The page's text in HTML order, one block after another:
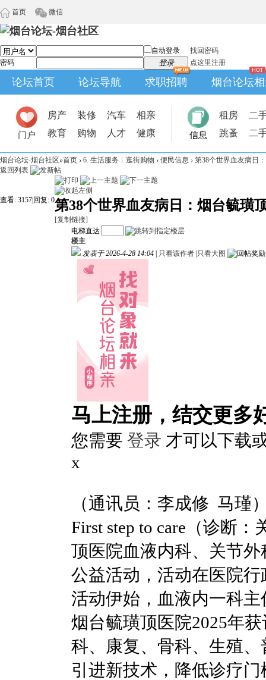
首页 微信
自动登录
找回密码
密码
登录 点这里注册
论坛首页 论坛导航 求职招聘 烟台论坛
门户
房产 装修 汽车
相亲
教育
购物 人才 健康 信息
租房
二
跳蚤
二
烟台论坛-烟台社区»首页 › 6. 生活服务︱逛街购物 › 便民信息 › 第38个世界血友病日
返回列表
查看: 3157 回复: 0第38个世界血友病日：烟台毓璜
[复制链接]
电梯直达
楼主
发表于 2026-4-28 14:04
只看该作者 只看大图
马上注册，结交更多
您需要 登录 才可以下载
x
（通讯员：李成修 马瑾
First step to care（诊断
顶医院血液内科、关节
公益活动，活动在医院
活动伊始，血液内一科
烟台毓璜顶医院2025年
科、康复、骨科、生殖
引进新技术，降低诊疗